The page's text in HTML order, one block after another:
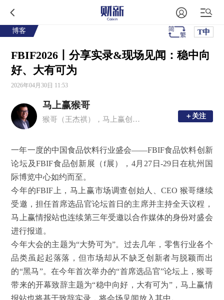
博客 T中
FBIF2026丨分享实录&现场见闻：稳中向
好、大有可为
2026年04月30日 11:53
马上赢猴哥
猴哥（王杰祺），马上赢创始人，清华大学本科、美国华盛顿大学硕士、长江商学院图灵计划首期班毕业。 ＋关注
＋关注
一年一度的中国食品饮料行业盛会——FBIF食品饮料创新
论坛及FBIF食品创新展（f展），4月27日-29日在杭州国
际博览中心如约而至。
今年的FBIF上，马上赢市场调查创始人、CEO 猴哥继续
受邀，担任首席选品官论坛首日的主席并主持全天议程，
马上赢情报站也连续第三年受邀以合作媒体的身份对盛会
进行报道。
今年大会的主题为“大势可为”。过去几年，零售行业各个
品类虽起起落落，但市场却从不缺乏创新者与脱颖而出
的“黑马”。在今年首次举办的“首席选品官”论坛上，猴哥
带来的开幕致辞主题为“稳中向好，大有可为”，马上赢情
报站也将基于致辞实录，将会场见闻放入其中。